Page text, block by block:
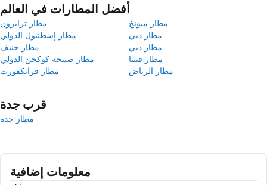
أفضل المطارات في العالم
مطار ترابزون
مطار ميونخ
مطار إسطنبول الدولي
مطار دبي
مطار جنيف
مطار دبي
مطار صبيحة كوكجن الدولي
مطار فيينا
مطار فرانكفورت
مطار الرياض
قرب جدة
مطار جدة
معلومات إضافية